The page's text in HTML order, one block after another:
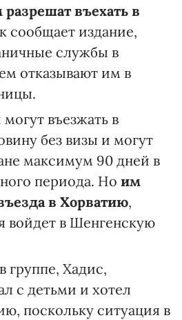
въехать в
сообщает издание,
службы в
отказывают им в
въезжать в
без визы и могут
максимум 90 дней в
периода. Но им
в Хорватию,
войдет в Шенгенскую
Хадис,
с детьми и хотел
поскольку ситуация в